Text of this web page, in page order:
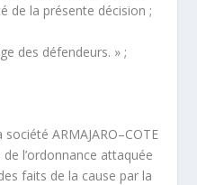
de la présente décision ;
des défendeurs. » ;
ARMAJARO–COTE
de l’ordonnance attaquée
faits de la cause par la